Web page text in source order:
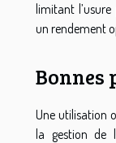
limitant
un rendement
Bonnes
Une utilisation
la gestion de